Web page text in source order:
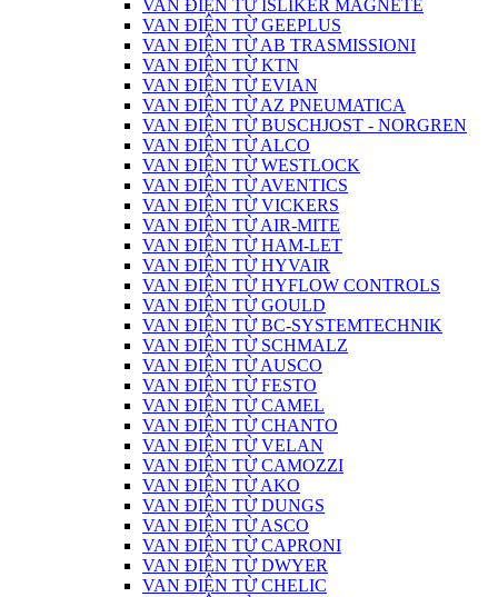
VAN ĐIỆN TỪ ISLIKER MAGNETE
VAN ĐIỆN TỪ GEEPLUS
VAN ĐIỆN TỪ AB TRASMISSIONI
VAN ĐIỆN TỪ KTN
VAN ĐIỆN TỪ EVIAN
VAN ĐIỆN TỪ AZ PNEUMATICA
VAN ĐIỆN TỪ BUSCHJOST - NORGREN
VAN ĐIỆN TỪ ALCO
VAN ĐIỆN TỪ WESTLOCK
VAN ĐIỆN TỪ AVENTICS
VAN ĐIỆN TỪ VICKERS
VAN ĐIỆN TỪ AIR-MITE
VAN ĐIỆN TỪ HAM-LET
VAN ĐIỆN TỪ HYVAIR
VAN ĐIỆN TỪ HYFLOW CONTROLS
VAN ĐIỆN TỪ GOULD
VAN ĐIỆN TỪ BC-SYSTEMTECHNIK
VAN ĐIỆN TỪ SCHMALZ
VAN ĐIỆN TỪ AUSCO
VAN ĐIỆN TỪ FESTO
VAN ĐIỆN TỪ CAMEL
VAN ĐIỆN TỪ CHANTO
VAN ĐIỆN TỪ VELAN
VAN ĐIỆN TỪ CAMOZZI
VAN ĐIỆN TỪ AKO
VAN ĐIỆN TỪ DUNGS
VAN ĐIỆN TỪ ASCO
VAN ĐIỆN TỪ CAPRONI
VAN ĐIỆN TỪ DWYER
VAN ĐIỆN TỪ CHELIC